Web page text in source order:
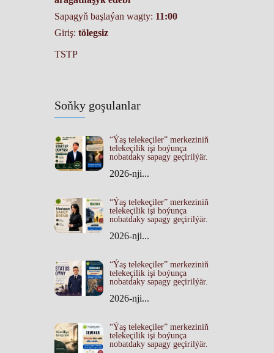
Soňky goşulanlar
“Ýaş telekeçiler” merkeziniň
telekeçilik işi boýunça
nobatdaky sapagy geçirilýär.
2026-nji...
“Ýaş telekeçiler” merkeziniň
telekeçilik işi boýunça
nobatdaky sapagy geçirilýär.
2026-nji...
“Ýaş telekeçiler” merkeziniň
telekeçilik işi boýunça
nobatdaky sapagy geçirilýär.
2026-nji...
“Ýaş telekeçiler” merkeziniň
telekeçilik işi boýunça
nobatdaky sapagy geçirilýär.
Sapagyň başlaýan wagty: 11:00
Giriş: tölegsiz
TSTP